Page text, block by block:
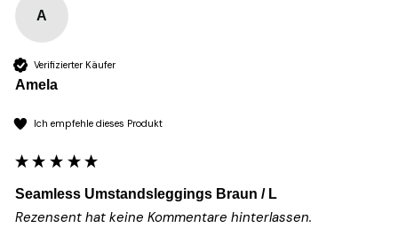
A
Verifizierter Käufer
Amela
Ich empfehle dieses Produkt
Seamless Umstandsleggings Braun / L
Rezensent hat keine Kommentare hinterlassen.